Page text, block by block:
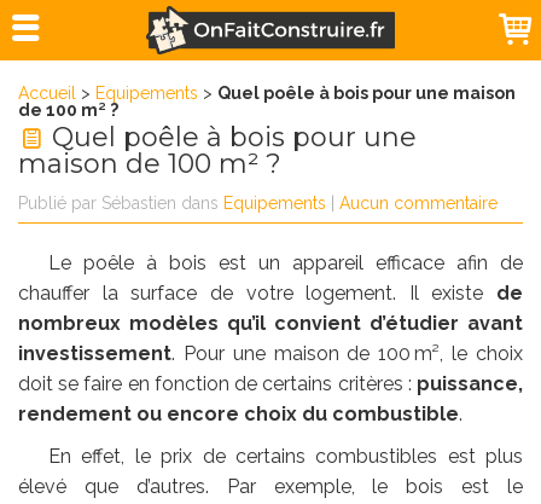
Accueil > Equipements > Quel poêle à bois pour une maison
de 100 m² ?
Quel poêle à bois pour une
maison de 100 m² ?
Publié par Sébastien dans Equipements Aucun commentaire
Le poêle à bois est un appareil efficace afin de
chauffer la surface de votre logement. Il existe de
nombreux modèles qu’il convient d’étudier avant
investissement. Pour une maison de 100 m², le choix
doit se faire en fonction de certains critères : puissance,
rendement ou encore choix du combustible.
En effet, le prix de certains combustibles est plus
élevé que d’autres. Par exemple, le bois est le